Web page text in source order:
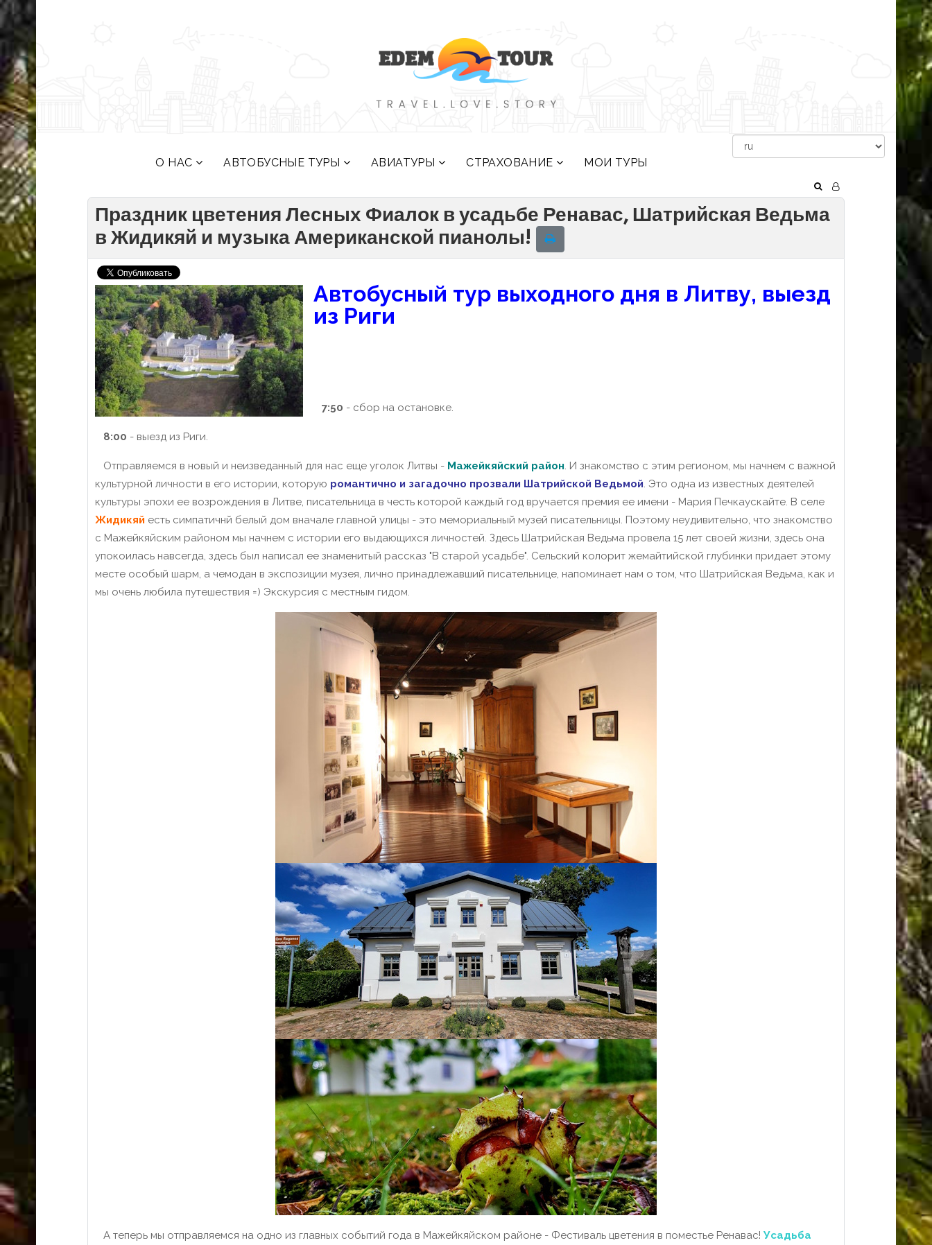
О НАС АВТОБУСНЫЕ ТУРЫ АВИАТУРЫ СТРАХОВАНИЕ МОИ ТУРЫ
Праздник цветения Лесных Фиалок в усадьбе Ренавас, Шатрийская Ведьма
в Жидикяй и музыка Американской пианолы!
Автобусный тур выходного дня в Литву, выезд
из Риги
7:50 - сбор на остановке.
8:00 - выезд из Риги.
Отправляемся в новый и неизведанный для нас еще уголок Литвы - Мажейкяйский район. И знакомство с этим регионом, мы начнем с важной
культурной личности в его истории, которую романтично и загадочно прозвали Шатрийской Ведьмой. Это одна из известных деятелей
культуры эпохи ее возрождения в Литве, писательница в честь которой каждый год вручается премия ее имени - Мария Печкаускайте. В селе
Жидикяй есть симпатичнй белый дом вначале главной улицы - это мемориальный музей писательницы. Поэтому неудивительно, что знакомство
с Мажейкяйским районом мы начнем с истории его выдающихся личностей. Здесь Шатрийская Ведьма провела 15 лет своей жизни, здесь она
упокоилась навсегда, здесь был написал ее знаменитый рассказ "В старой усадьбе". Сельский колорит жемайтийской глубинки придает этому
месте особый шарм, а чемодан в экспозиции музея, лично принадлежавший писательнице, напоминает нам о том, что Шатрийская Ведьма, как и
мы очень любила путешествия =) Экскурсия с местным гидом.
А теперь мы отправляемся на одно из главных событий года в Мажейкяйском районе - Фестиваль цветения в поместье Ренавас! Усадьба